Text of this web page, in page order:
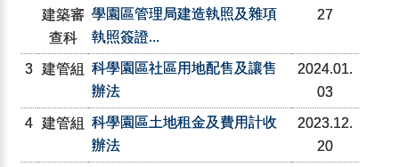
建築審
查科
學園區管理局建造執照及雜項
執照簽證...
27
3 建管組
科學園區社區用地配售及讓售
辦法
2024.01.
03
4 建管組
科學園區土地租金及費用計收
辦法
2023.12.
20